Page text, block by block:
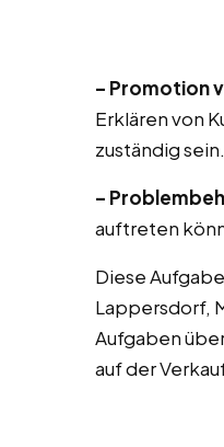
– Promotion
Erklären von
zuständig sein.
–
auftreten
Diese
Lappersdorf,
Aufgaben
auf der